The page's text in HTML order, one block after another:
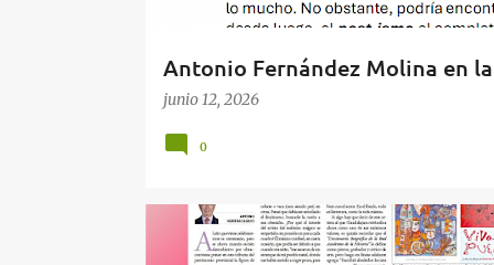
Antonio Fernández Molina en
junio 12, 2026
0
ANTONIO FERNÁNDEZ MOLINA